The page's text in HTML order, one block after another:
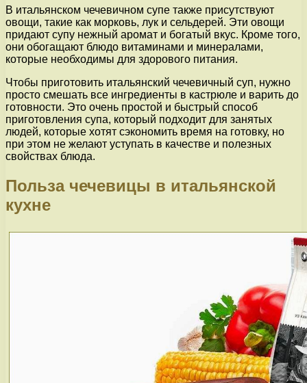
В итальянском чечевичном супе также присутствуют
овощи, такие как морковь, лук и сельдерей. Эти овощи
придают супу нежный аромат и богатый вкус. Кроме того,
они обогащают блюдо витаминами и минералами,
которые необходимы для здорового питания.
Чтобы приготовить итальянский чечевичный суп, нужно
просто смешать все ингредиенты в кастрюле и варить до
готовности. Это очень простой и быстрый способ
приготовления супа, который подходит для занятых
людей, которые хотят сэкономить время на готовку, но
при этом не желают уступать в качестве и полезных
свойствах блюда.
Польза чечевицы в итальянской
кухне